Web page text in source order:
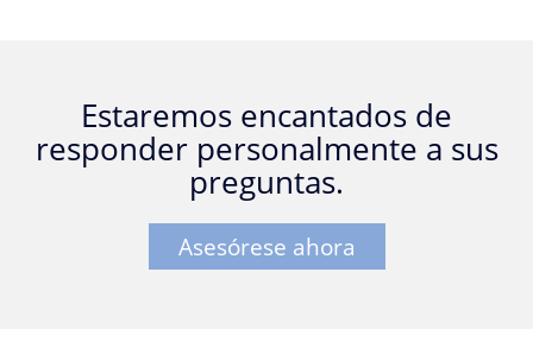
Estaremos encantados de
responder personalmente a sus
preguntas.
Asesórese ahora